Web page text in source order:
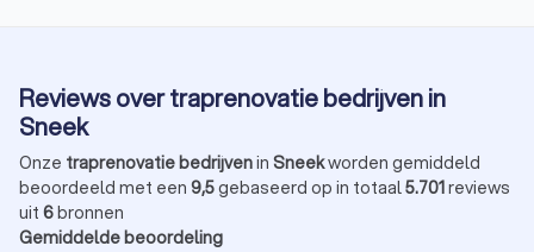
Reviews over traprenovatie bedrijven in
Sneek
Onze traprenovatie bedrijvenin Sneekworden gemiddeld
beoordeeld met een 9,5gebaseerd op in totaal5.701reviews
uit 6bronnen
Gemiddelde beoordeling